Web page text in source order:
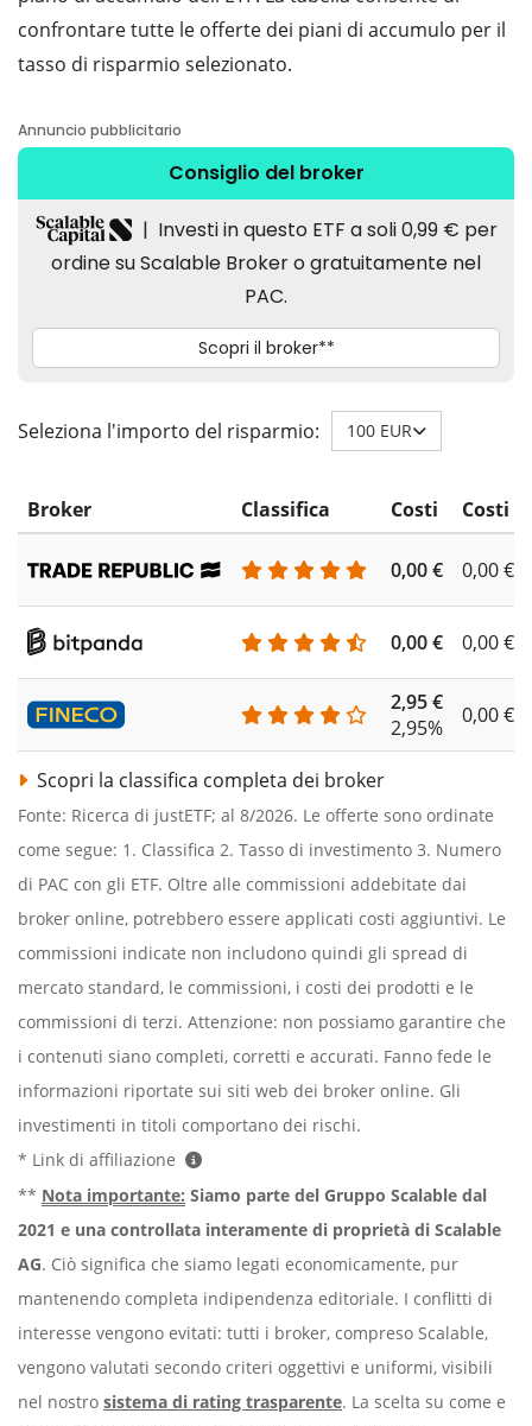
confrontare tutte le offerte dei piani di accumulo per il
tasso di risparmio selezionato.
Seleziona l'importo del risparmio: 100 EUR
Broker Classifica Costi Costi
0,00 € 0,00 €
0,00 € 0,00 €
2,95 €
2,95%
0,00 €
Scopri la classifica completa dei broker
Fonte: Ricerca di justETF; al 8/2026. Le offerte sono ordinate
come segue: 1. Classifica 2. Tasso di investimento 3. Numero
di PAC con gli ETF. Oltre alle commissioni addebitate dai
broker online, potrebbero essere applicati costi aggiuntivi. Le
commissioni indicate non includono quindi gli spread di
mercato standard, le commissioni, i costi dei prodotti e le
commissioni di terzi. Attenzione: non possiamo garantire che
i contenuti siano completi, corretti e accurati. Fanno fede le
informazioni riportate sui siti web dei broker online. Gli
investimenti in titoli comportano dei rischi.
* Link di affiliazione
** Nota importante: Siamo parte del Gruppo Scalable dal
2021 e una controllata interamente di proprietà di Scalable
AG. Ciò significa che siamo legati economicamente, pur
mantenendo completa indipendenza editoriale. I conflitti di
interesse vengono evitati: tutti i broker, compreso Scalable,
vengono valutati secondo criteri oggettivi e uniformi, visibili
nel nostro sistema di rating trasparente. La scelta su come e